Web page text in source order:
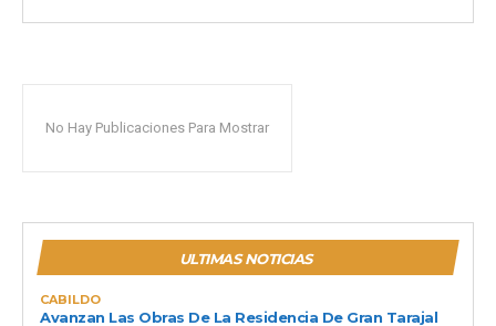
No Hay Publicaciones Para Mostrar
ULTIMAS NOTICIAS
CABILDO
Avanzan Las Obras De La Residencia De Gran Tarajal